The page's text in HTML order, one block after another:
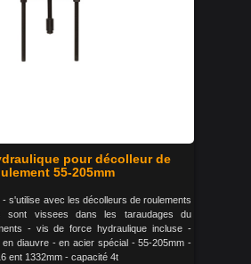
pour décolleur de
55-205mm
- s'utilise avec les décolleurs de roulements
sont vissees dans les taraudages du
- vis de force hydraulique incluse -
diauvre - en acier spécial - 55-205mm -
ent 1332mm - capacité 4t